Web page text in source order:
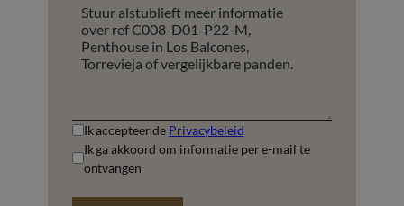
+1
Ik accepteer de Privacybeleid
Ik ga akkoord om informatie per e-mail te
ontvangen